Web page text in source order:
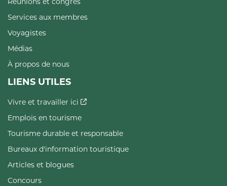
Services aux membres
Voyagistes
Médias
À propos de nous
LIENS UTILES
Vivre et travailler ici
Emplois en tourisme
Tourisme durable et responsable
Bureaux d'information touristique
Articles et blogues
Concours